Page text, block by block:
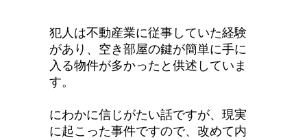
犯人は不動産業に従事していた経験
があり、空き部屋の鍵が簡単に手に
入る物件が多かったと供述していま
す。
にわかに信じがたい話ですが、現実
に起こった事件ですので、改めて内